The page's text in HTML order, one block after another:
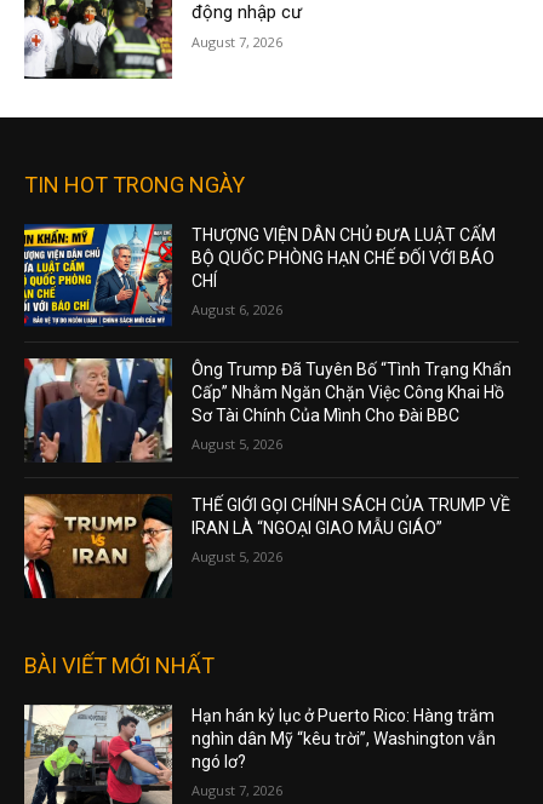
động nhập cư
August 7, 2026
TIN HOT TRONG NGÀY
THƯỢNG VIỆN DÂN CHỦ ĐƯA LUẬT CẤM
BỘ QUỐC PHÒNG HẠN CHẾ ĐỐI VỚI BÁO
CHÍ
August 6, 2026
Ông Trump Đã Tuyên Bố “Tình Trạng Khẩn
Cấp” Nhằm Ngăn Chặn Việc Công Khai Hồ
Sơ Tài Chính Của Mình Cho Đài BBC
August 5, 2026
THẾ GIỚI GỌI CHÍNH SÁCH CỦA TRUMP VỀ
IRAN LÀ “NGOẠI GIAO MẪU GIÁO”
August 5, 2026
BÀI VIẾT MỚI NHẤT
Hạn hán kỷ lục ở Puerto Rico: Hàng trăm
nghìn dân Mỹ “kêu trời”, Washington vẫn
ngó lơ?
August 7, 2026